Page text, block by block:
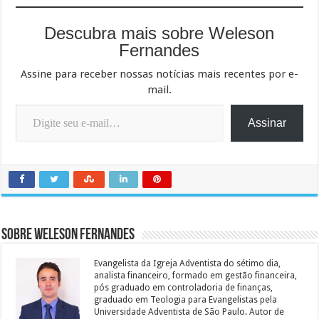
Descubra mais sobre Weleson
Fernandes
Assine para receber nossas notícias mais recentes por e-
mail.
Digite seu e-mail…
Assinar
Sobre Weleson Fernandes
Evangelista da Igreja Adventista do sétimo dia,
analista financeiro, formado em gestão financeira,
pós graduado em controladoria de finanças,
graduado em Teologia para Evangelistas pela
Universidade Adventista de São Paulo. Autor de